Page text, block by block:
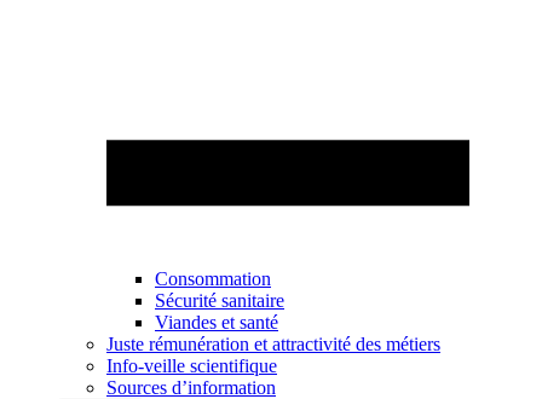
Consommation
Sécurité sanitaire
Viandes et santé
Juste rémunération et attractivité des métiers
Info-veille scientifique
Sources d’information